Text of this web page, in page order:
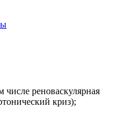
числе реноваскулярная
криз);